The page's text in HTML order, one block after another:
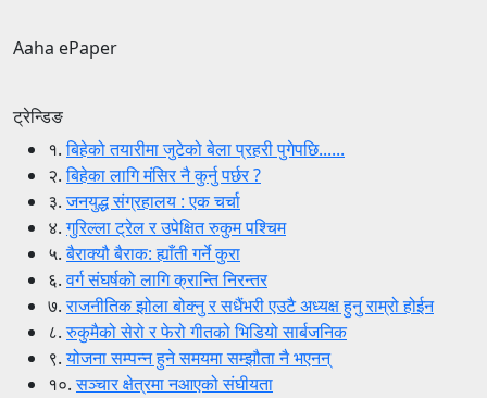
Aaha ePaper
ट्रेन्डिङ
१.बिहेको तयारीमा जुटेको बेला प्रहरी पुगेपछि......
२.बिहेका लागि मंसिर नै कुर्नु पर्छर ?
३.जनयुद्ध संग्रहालय : एक चर्चा
४.गुरिल्ला ट्रेल र उपेक्षित रुकुम पश्चिम
५.बैराक्यौ बैराक: ह्याँती गर्ने कुरा
६.वर्ग संघर्षको लागि क्रान्ति निरन्तर
७.राजनीतिक झोला बोक्नु र सधैंभरी एउटै अध्यक्ष हुनु राम्रो होईन
८.रुकुमैको सेरो र फेरो गीतको भिडियो सार्बजनिक
९.योजना सम्पन्न हुने समयमा सम्झौता नै भएनन्
१०.सञ्चार क्षेत्रमा नआएको संघीयता